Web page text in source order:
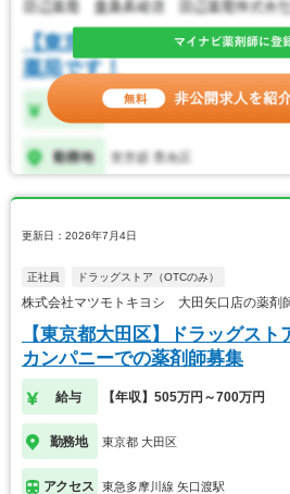
更新日：2026年7月4日
正社員 ドラッグストア（OTCのみ）
株式会社マツモトキヨシ 大田矢口店の薬剤
【東京都大田区】ドラッグス
カンパニーでの薬剤師募集
給与 【年収】505万円～700万円
勤務地 東京都 大田区
アクセス 東急多摩川線 矢口渡駅